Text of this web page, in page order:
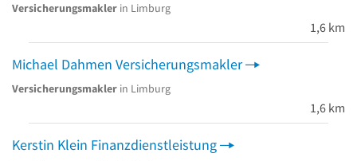
Versicherungsmakler in Limburg
1,6 km
Michael Dahmen Versicherungsmakler
Versicherungsmakler in Limburg
1,6 km
Kerstin Klein Finanzdienstleistung